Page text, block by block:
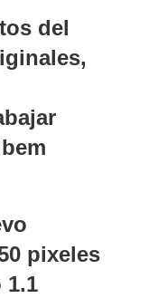
del
pixeles
1.1